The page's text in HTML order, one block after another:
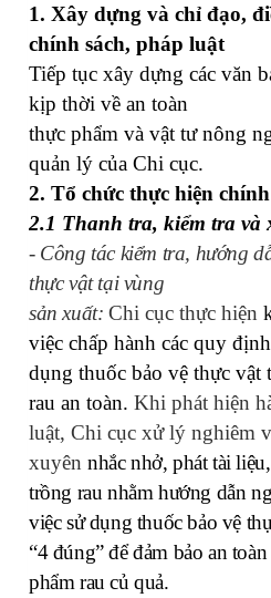
1. Xây dựng và chỉ đạo,
chính sách, pháp luật
Tiếp tục xây dựng các văn
kịp thời về an toàn
thực phẩm và vật tư nông
quản lý của Chi cục.
2. Tổ chức thực hiện
2.1 Thanh tra, kiểm tra và
- Công tác kiểm tra, hướng
thực vậttại vùng
sản xuất: Chi cục thực hiện
việc chấp hành các quy
dụng thuốc bảo vệ thực vật
rau an toàn. Khi phát hiện
luật, Chi cục xử lý nghiêm
xuyên nhắc nhở, phát tài
trồng rau nhằm hướng dẫn
việc sử dụng thuốc bảo vệ
“4 đúng” để đảm bảo an
phẩm rau củ quả.